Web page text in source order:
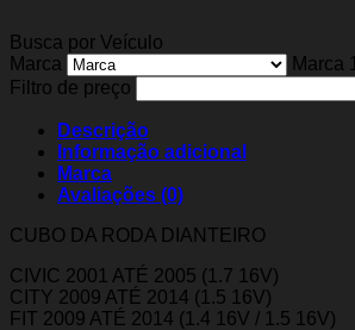
Busca por Veículo
Marca
Marca 1
Filtro de preço
Descrição
Informação adicional
Marca
Avaliações (0)
CUBO DA RODA DIANTEIRO
CIVIC 2001 ATÉ 2005 (1.7 16V)
CITY 2009 ATÉ 2014 (1.5 16V)
FIT 2009 ATÉ 2014 (1.4 16V / 1.5 16V)